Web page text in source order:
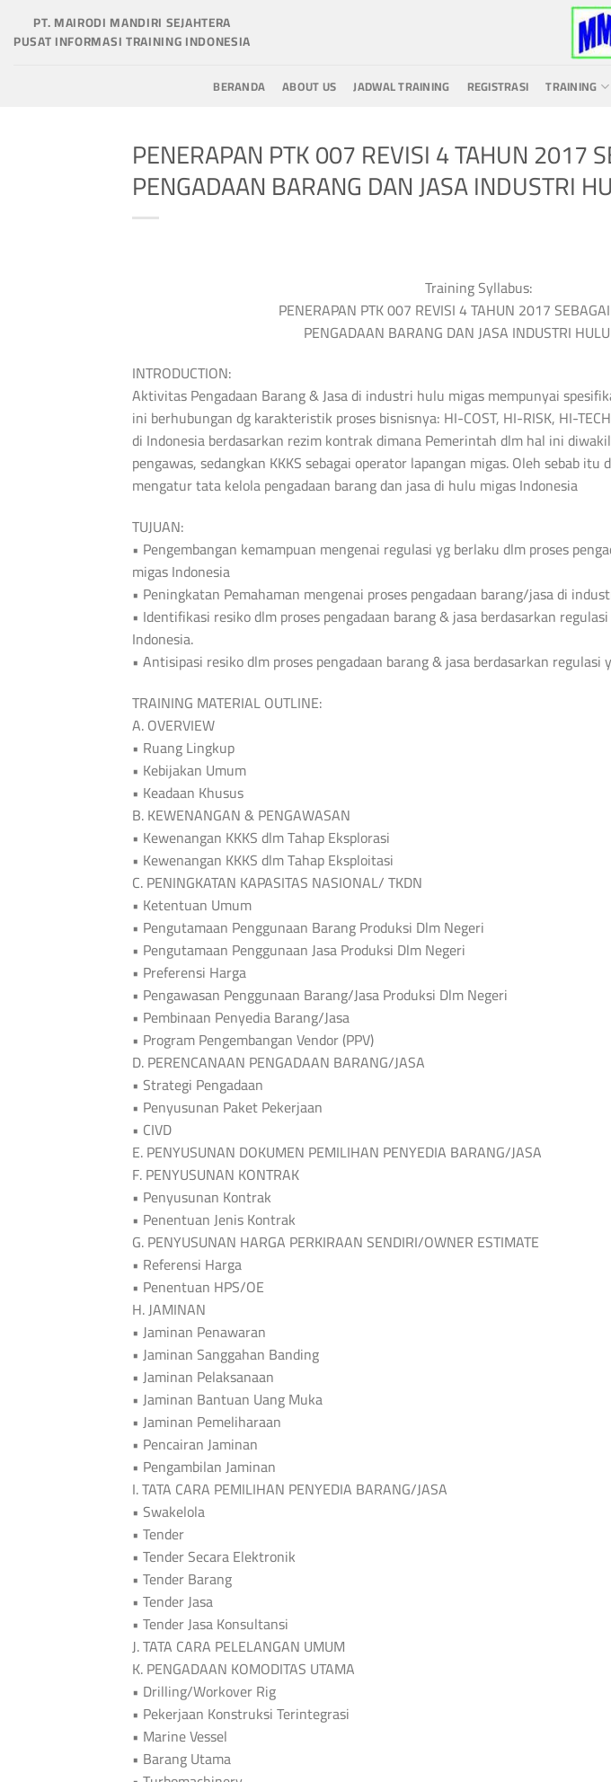
PT. MAIRODI MANDIRI SEJAHTERA
PUSAT INFORMASI TRAINING INDONESIA
BERANDA ABOUT US JADWAL TRAINING REGISTRASI TRAINING
PENERAPAN PTK 007 REVISI 4 TAHUN 2017
PENGADAAN BARANG DAN JASA INDUSTRI
Training Syllabus:
PENERAPAN PTK 007 REVISI 4 TAHUN 2017
PENGADAAN BARANG DAN JASA INDUSTRI
INTRODUCTION:
Aktivitas Pengadaan Barang & Jasa di industri hulu migas mempunyai
ini berhubungan dg karakteristik proses bisnisnya: HI-COST, HI-RISK, HI-
di Indonesia berdasarkan rezim kontrak dimana Pemerintah dlm hal ini
pengawas, sedangkan KKKS sebagai operator lapangan migas. Oleh sebab
mengatur tata kelola pengadaan barang dan jasa di hulu migas Indonesia
TUJUAN:
• Pengembangan kemampuan mengenai regulasi yg berlaku dlm proses
migas Indonesia
• Peningkatan Pemahaman mengenai proses pengadaan barang/jasa di
• Identifikasi resiko dlm proses pengadaan barang & jasa berdasarkan
Indonesia.
• Antisipasi resiko dlm proses pengadaan barang & jasa berdasarkan regulasi
TRAINING MATERIAL OUTLINE:
A. OVERVIEW
• Ruang Lingkup
• Kebijakan Umum
• Keadaan Khusus
B. KEWENANGAN & PENGAWASAN
• Kewenangan KKKS dlm Tahap Eksplorasi
• Kewenangan KKKS dlm Tahap Eksploitasi
C. PENINGKATAN KAPASITAS NASIONAL/ TKDN
• Ketentuan Umum
• Pengutamaan Penggunaan Barang Produksi Dlm Negeri
• Pengutamaan Penggunaan Jasa Produksi Dlm Negeri
• Preferensi Harga
• Pengawasan Penggunaan Barang/Jasa Produksi Dlm Negeri
• Pembinaan Penyedia Barang/Jasa
• Program Pengembangan Vendor (PPV)
D. PERENCANAAN PENGADAAN BARANG/JASA
• Strategi Pengadaan
• Penyusunan Paket Pekerjaan
• CIVD
E. PENYUSUNAN DOKUMEN PEMILIHAN PENYEDIA BARANG/JASA
F. PENYUSUNAN KONTRAK
• Penyusunan Kontrak
• Penentuan Jenis Kontrak
G. PENYUSUNAN HARGA PERKIRAAN SENDIRI/OWNER ESTIMATE
• Referensi Harga
• Penentuan HPS/OE
H. JAMINAN
• Jaminan Penawaran
• Jaminan Sanggahan Banding
• Jaminan Pelaksanaan
• Jaminan Bantuan Uang Muka
• Jaminan Pemeliharaan
• Pencairan Jaminan
• Pengambilan Jaminan
I. TATA CARA PEMILIHAN PENYEDIA BARANG/JASA
• Swakelola
• Tender
• Tender Secara Elektronik
• Tender Barang
• Tender Jasa
• Tender Jasa Konsultansi
J. TATA CARA PELELANGAN UMUM
K. PENGADAAN KOMODITAS UTAMA
• Drilling/Workover Rig
• Pekerjaan Konstruksi Terintegrasi
• Marine Vessel
• Barang Utama